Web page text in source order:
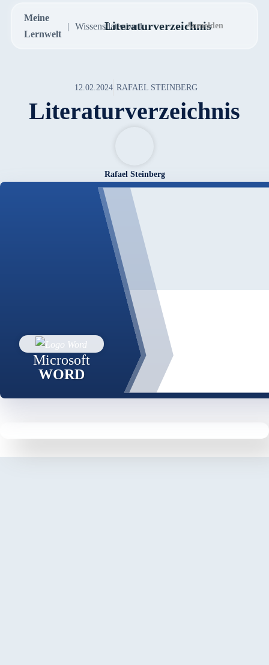
Meine
Lernwelt
Wissensdatenbank
Literaturverzeichnis
Anmelden
12.02.2024 RAFAEL STEINBERG
Literaturverzeichnis
Rafael Steinberg
Microsoft
WORD